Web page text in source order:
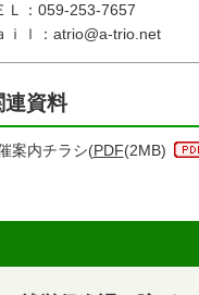
：059-253-7657
ｌ：atrio@a-trio.net
連資料
案内チラシ(PDF(2MB)